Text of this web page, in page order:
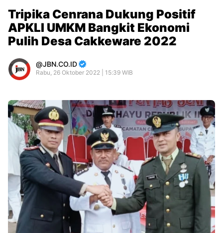
Tripika Cenrana Dukung Positif
APKLI UMKM Bangkit Ekonomi
Pulih Desa Cakkeware 2022
JBN.CO.ID
Rabu, 26 Oktober 2022 | 15:39 WIB